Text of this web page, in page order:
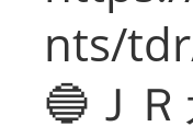
nts/
🔵Ｊ